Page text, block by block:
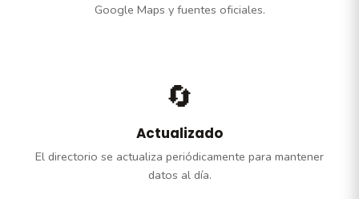
Google Maps y fuentes oficiales.
🔄
Actualizado
El directorio se actualiza periódicamente para mantener
datos al día.